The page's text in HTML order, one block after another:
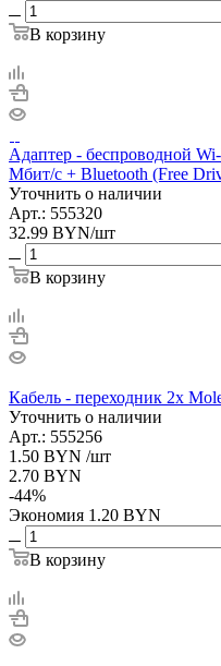
В корзину
Адаптер - беспроводной
Мбит/с + Bluetooth (Free
Уточнить о наличии
Арт.: 555320
32.99 BYN/шт
В корзину
Кабель - переходник 2х
Уточнить о наличии
Арт.: 555256
1.50 BYN /шт
2.70 BYN
-44%
Экономия 1.20 BYN
В корзину